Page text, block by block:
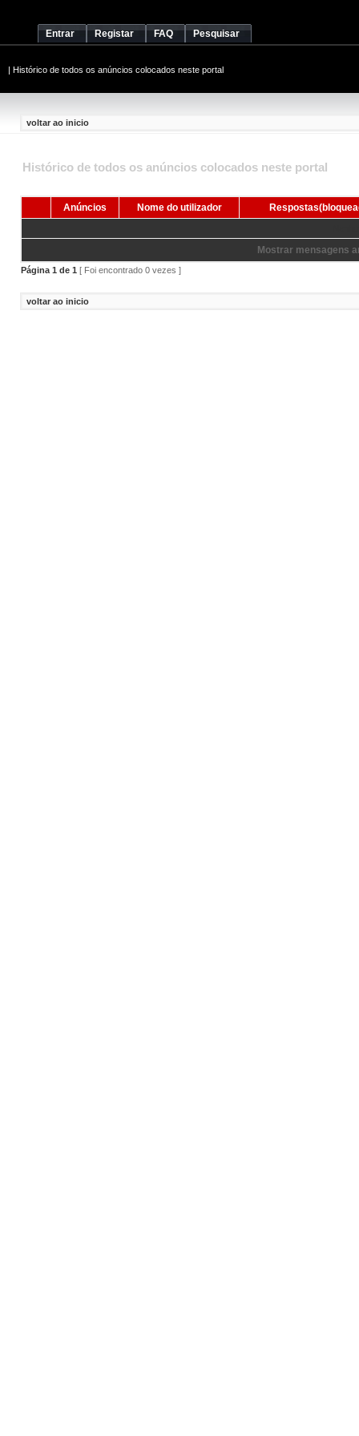
Entrar Registar FAQ Pesquisar
| Histórico de todos os anúncios colocados neste portal
voltar ao inicio
Histórico de todos os anúncios colocados neste portal
Anúncios Nome do utilizador
Mostrar mensagens
Página 1 de 1 [ Foi encontrado 0 vezes ]
voltar ao inicio